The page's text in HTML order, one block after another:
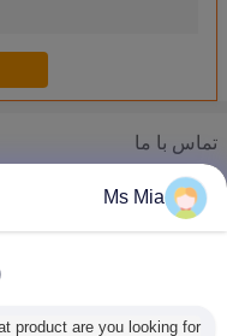
تماس با ما
Mr. Steven
ابزارهای فولاد ضد زنگ
قابل تنظیم 1/2 &quot;فولاد ضد زنگ 15MM خوک نوک پستان مصرف مشروبات الکلی با فیلتر
روی - آلومینیوم آلیاژی
Zamak 4400 سری لوازم جانبی حمام سخت افزار جلا حوله حلقه کروم 6-1 / 4 &quot;عرض
Ms Mia
product are you looking for?